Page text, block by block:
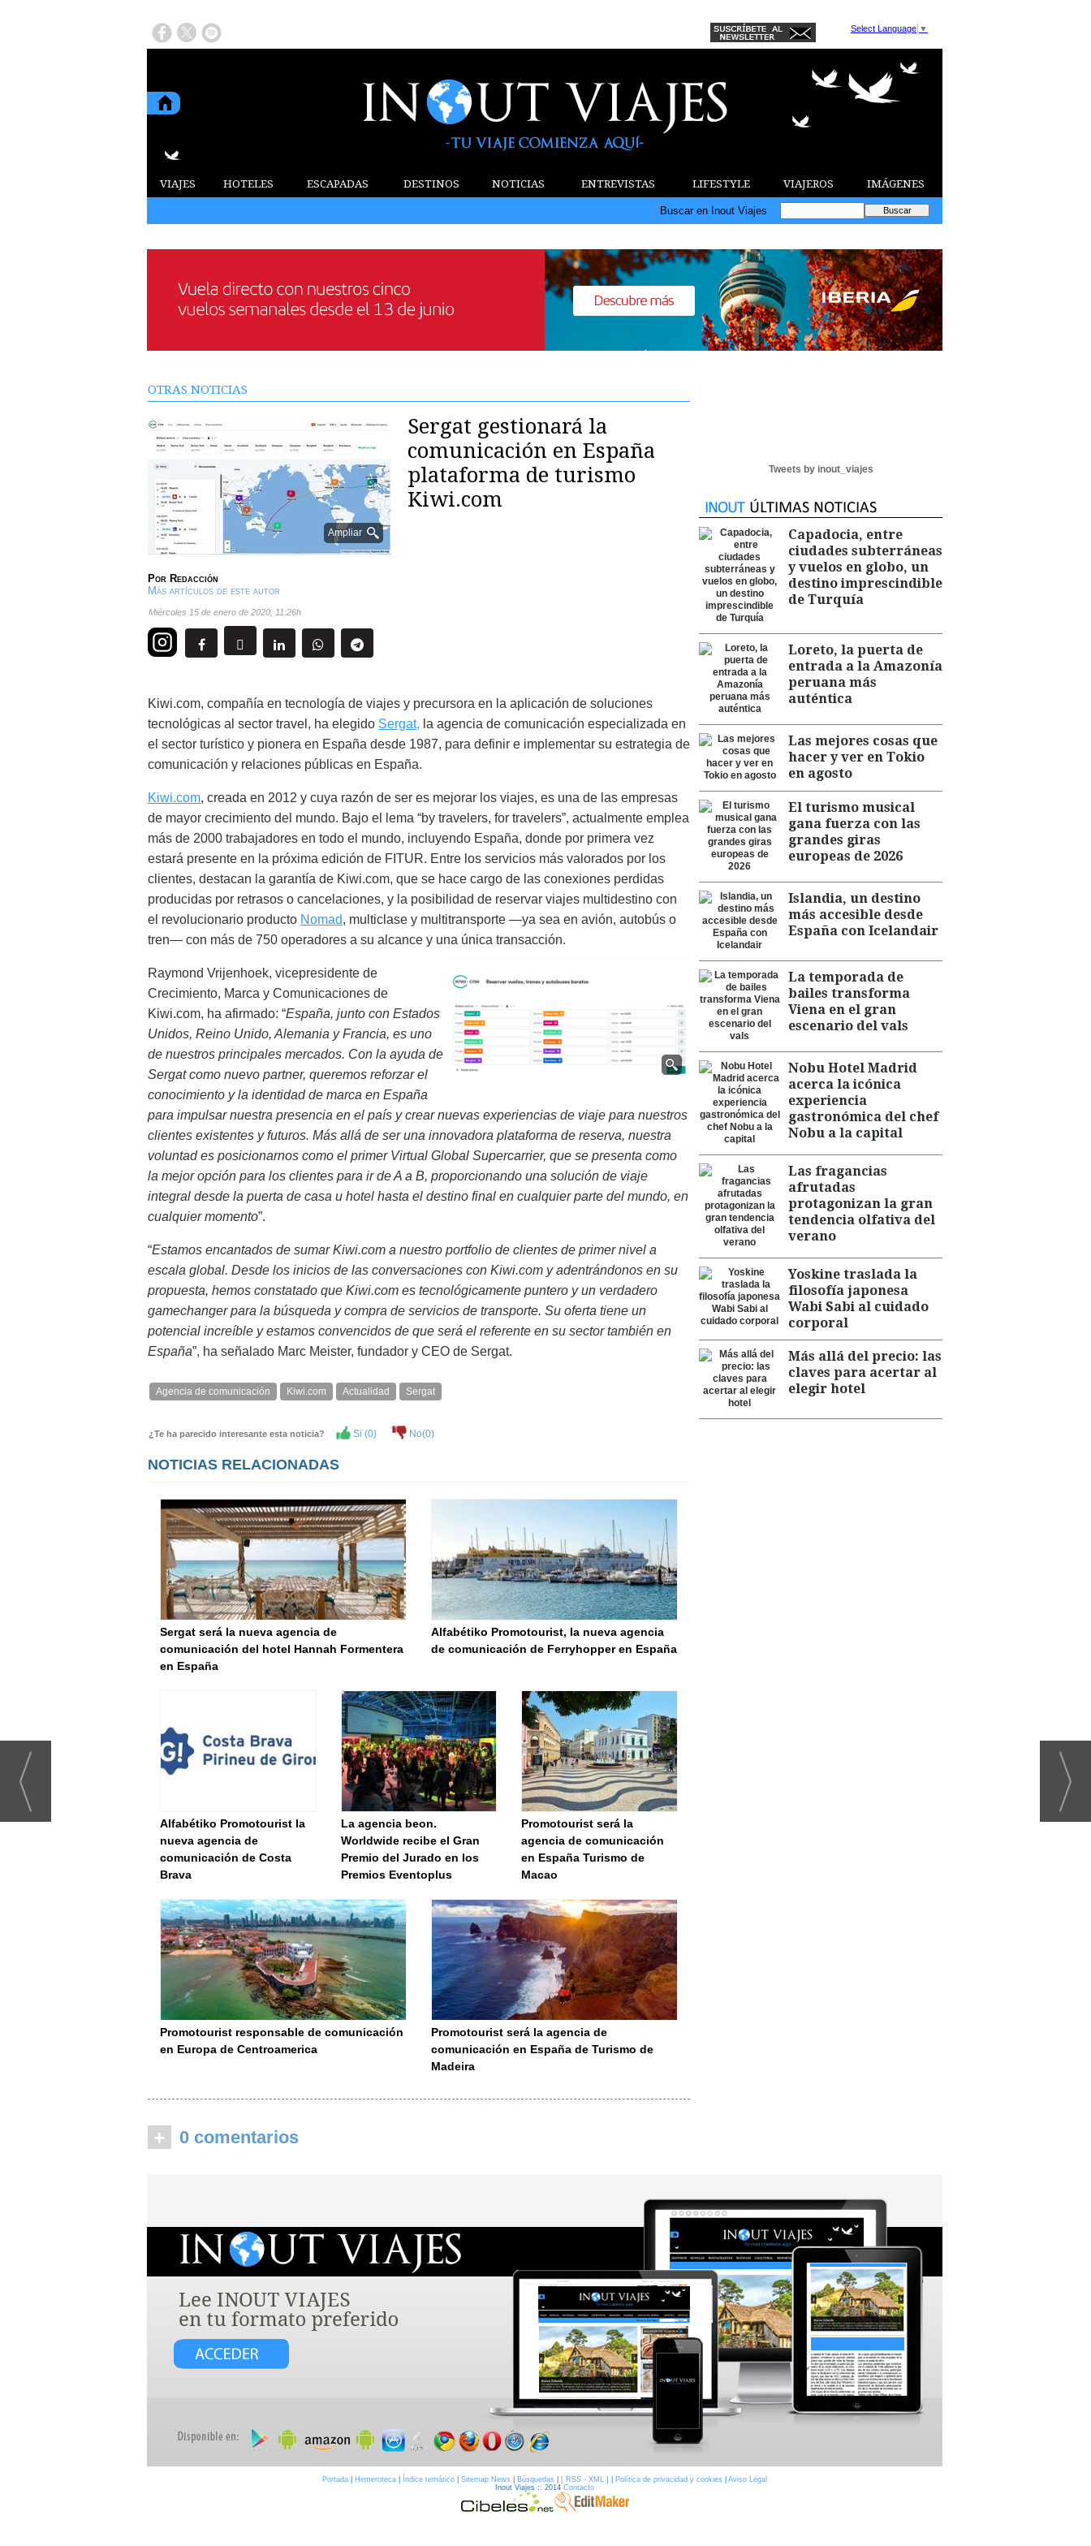
Select Language ▼
VIAJES HOTELES ESCAPADAS DESTINOS NOTICIAS ENTREVISTAS LIFESTYLE VIAJEROS IMÁGENES
Buscar en Inout Viajes
OTRAS NOTICIAS
Ampliar
Sergat gestionará la
comunicación en España
plataforma de turismo
Kiwi.com
Por Redacción
Más artículos de este autor
miércoles 15 de enero de 2020 11:26h
Kiwi.com, compañía en tecnología de viajes y precursora en la aplicación de soluciones
tecnológicas al sector travel, ha elegido Sergat, la agencia de comunicación especializada en
el sector turístico y pionera en España desde 1987, para definir e implementar su estrategia de
comunicación y relaciones públicas en España.
Kiwi.com, creada en 2012 y cuya razón de ser es mejorar los viajes, es una de las empresas
de mayor crecimiento del mundo. Bajo el lema “by travelers, for travelers”, actualmente emplea
más de 2000 trabajadores en todo el mundo, incluyendo España, donde por primera vez
estará presente en la próxima edición de FITUR. Entre los servicios más valorados por los
clientes, destacan la garantía de Kiwi.com, que se hace cargo de las conexiones perdidas
producidas por retrasos o cancelaciones, y la posibilidad de reservar viajes multidestino con
el revolucionario producto Nomad, multiclase y multitransporte —ya sea en avión, autobús o
tren— con más de 750 operadores a su alcance y una única transacción.
Raymond Vrijenhoek, vicepresidente de
Crecimiento, Marca y Comunicaciones de
Kiwi.com, ha afirmado: “España, junto con Estados
Unidos, Reino Unido, Alemania y Francia, es uno
de nuestros principales mercados. Con la ayuda de
Sergat como nuevo partner, queremos reforzar el
conocimiento y la identidad de marca en España
para impulsar nuestra presencia en el país y crear nuevas experiencias de viaje para nuestros
clientes existentes y futuros. Más allá de ser una innovadora plataforma de reserva, nuestra
voluntad es posicionarnos como el primer Virtual Global Supercarrier, que se presenta como
la mejor opción para los clientes para ir de A a B, proporcionando una solución de viaje
integral desde la puerta de casa u hotel hasta el destino final en cualquier parte del mundo, en
cualquier momento”.
“Estamos encantados de sumar Kiwi.com a nuestro portfolio de clientes de primer nivel a
escala global. Desde los inicios de las conversaciones con Kiwi.com y adentrándonos en su
propuesta, hemos constatado que Kiwi.com es tecnológicamente puntero y un verdadero
gamechanger para la búsqueda y compra de servicios de transporte. Su oferta tiene un
potencial increíble y estamos convencidos de que será el referente en su sector también en
España”, ha señalado Marc Meister, fundador y CEO de Sergat.
Agencia de comunicación Kiwi.com Actualidad Sergat
¿Te ha parecido interesante esta noticia? Si (0) No(0)
NOTICIAS RELACIONADAS
Sergat será la nueva agencia de
comunicación del hotel Hannah Formentera
en España
Alfabétiko Promotourist, la nueva agencia
de comunicación de Ferryhopper en España
Alfabétiko Promotourist la
nueva agencia de
comunicación de Costa
Brava
La agencia beon.
Worldwide recibe el Gran
Premio del Jurado en los
Premios Eventoplus
Promotourist será la
agencia de comunicación
en España Turismo de
Macao
Promotourist responsable de comunicación
en Europa de Centroamerica
Promotourist será la agencia de
comunicación en España de Turismo de
Madeira
+ 0 comentarios
Tweets by inout_viajes
Capadocia, entre
ciudades subterráneas
y vuelos en globo, un
destino imprescindible
de Turquía
Loreto, la puerta de
entrada a la Amazonía
peruana más
auténtica
Las mejores cosas que
hacer y ver en Tokio
en agosto
El turismo musical
gana fuerza con las
grandes giras
europeas de 2026
Islandia, un destino
más accesible desde
España con Icelandair
La temporada de
bailes transforma
Viena en el gran
escenario del vals
Nobu Hotel Madrid
acerca la icónica
experiencia
gastronómica del chef
Nobu a la capital
Las fragancias
afrutadas
protagonizan la gran
tendencia olfativa del
verano
Yoskine traslada la
filosofía japonesa
Wabi Sabi al cuidado
corporal
Más allá del precio: las
claves para acertar al
elegir hotel
Portada Hemeroteca Índice temático Sitemap News Búsquedas [ RSS - XML ] Política de privacidad y cookies
Aviso Legal
Inout Viajes :: 2014 Contacto